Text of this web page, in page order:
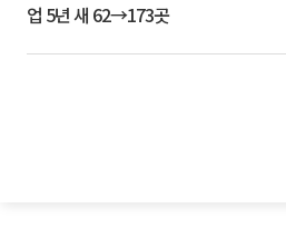
업 5년 새 62→173곳